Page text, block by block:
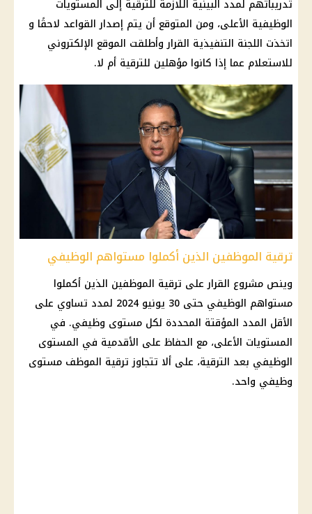
تدريباتهم لمدد البينية اللازمة للترقية إلى المستويات
الوظيفية الأعلى، ومن المتوقع أن يتم إصدار القواعد لاحقًا و
اتخذت اللجنة التنفيذية القرار وأطلقت الموقع الإلكتروني
للاستعلام عما إذا كانوا مؤهلين للترقية أم لا.
ترقية الموظفين الذين أكملوا مستواهم الوظيفي
وينص مشروع القرار على ترقية الموظفين الذين أكملوا
مستواهم الوظيفي حتى 30 يونيو 2024 لمدد تساوي على
الأقل المدد المؤقتة المحددة لكل مستوى وظيفي. في
المستويات الأعلى، مع الحفاظ على الأقدمية في المستوى
الوظيفي بعد الترقية، على ألا تتجاوز ترقية الموظف مستوى
وظيفي واحد.